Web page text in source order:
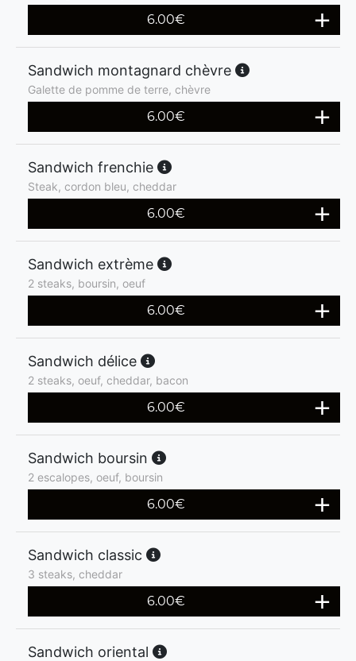
6.00€
Sandwich montagnard chèvre
Galette de pomme de terre, chèvre
6.00€
Sandwich frenchie
Steak, cordon bleu, cheddar
6.00€
Sandwich extrème
2 steaks, boursin, oeuf
6.00€
Sandwich délice
2 steaks, oeuf, cheddar, bacon
6.00€
Sandwich boursin
2 escalopes, oeuf, boursin
6.00€
Sandwich classic
3 steaks, cheddar
6.00€
Sandwich oriental